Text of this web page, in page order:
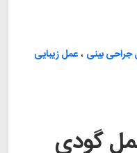
جراحی بینی ،عمل زیبایی
گودی